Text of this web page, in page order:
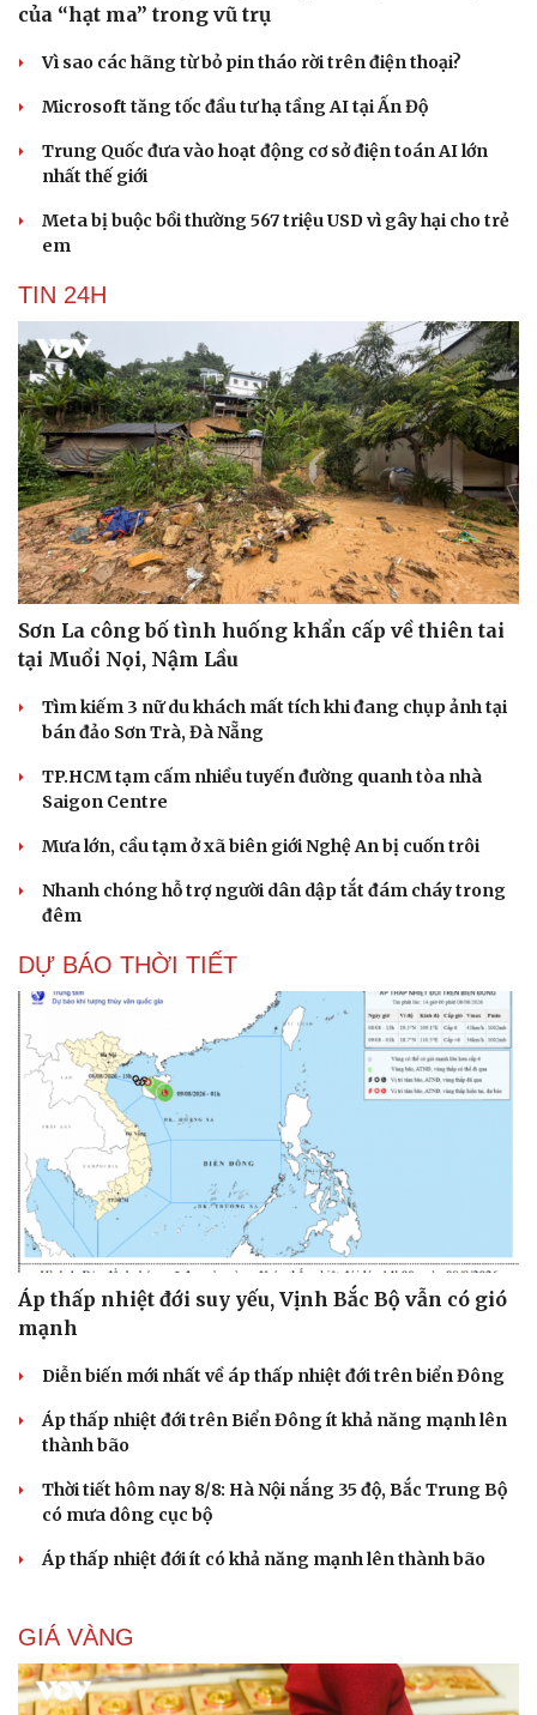
Cải chính
của “hạt ma” trong vũ trụ
Vì sao các hãng từ bỏ pin tháo rời trên điện thoại?
Microsoft tăng tốc đầu tư hạ tầng AI tại Ấn Độ
Trung Quốc đưa vào hoạt động cơ sở điện toán AI lớn
nhất thế giới
Meta bị buộc bồi thường 567 triệu USD vì gây hại cho trẻ
em
TIN 24H
Sơn La công bố tình huống khẩn cấp về thiên tai
tại Muổi Nọi, Nậm Lầu
Tìm kiếm 3 nữ du khách mất tích khi đang chụp ảnh tại
bán đảo Sơn Trà, Đà Nẵng
TP.HCM tạm cấm nhiều tuyến đường quanh tòa nhà
Saigon Centre
Mưa lớn, cầu tạm ở xã biên giới Nghệ An bị cuốn trôi
Nhanh chóng hỗ trợ người dân dập tắt đám cháy trong
đêm
DỰ BÁO THỜI TIẾT
Áp thấp nhiệt đới suy yếu, Vịnh Bắc Bộ vẫn có gió
mạnh
Diễn biến mới nhất về áp thấp nhiệt đới trên biển Đông
Áp thấp nhiệt đới trên Biển Đông ít khả năng mạnh lên
thành bão
Thời tiết hôm nay 8/8: Hà Nội nắng 35 độ, Bắc Trung Bộ
có mưa dông cục bộ
Áp thấp nhiệt đới ít có khả năng mạnh lên thành bão
GIÁ VÀNG